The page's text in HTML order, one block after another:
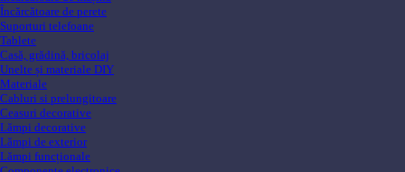
Încărcătoare de perete
Suporturi telefoane
Tablete
Casă, grădină, bricolaj
Unelte și materiale DIY
Materiale
Cabluri si prelungitoare
Ceasuri decorative
Lămpi decorative
Lămpi de exterior
Lămpi funcționale